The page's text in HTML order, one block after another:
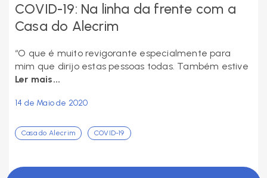
COVID-19: Na linha da frente com a
Casa do Alecrim
“O que é muito revigorante especialmente para
mim que dirijo estas pessoas todas. Também estive
Ler mais...
14 de Maio de 2020
Casa do Alecrim COVID-19